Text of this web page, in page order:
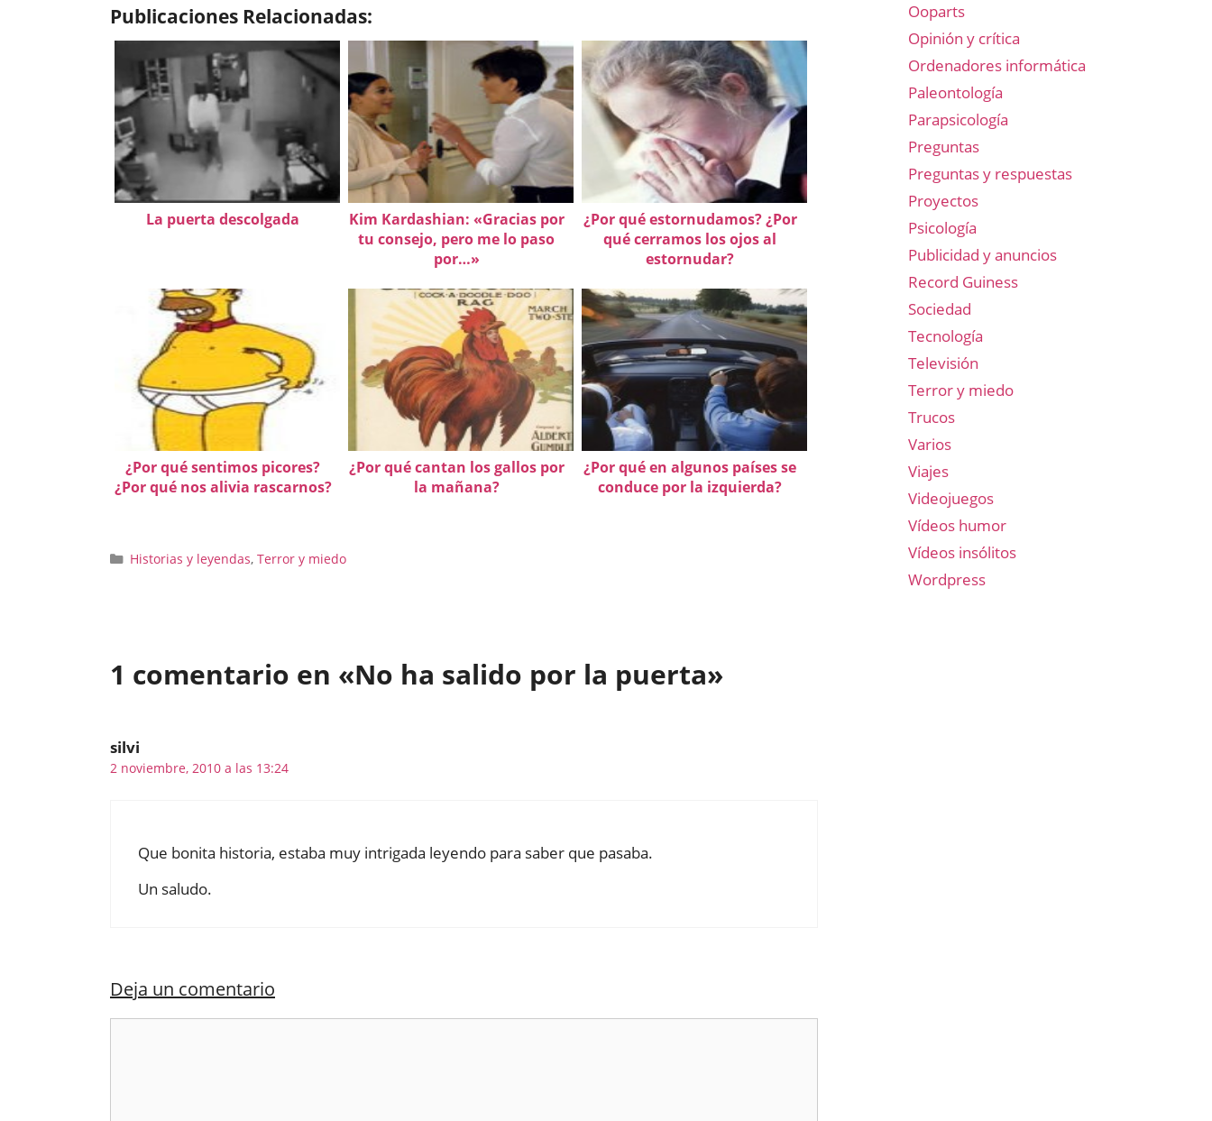
Publicaciones Relacionadas:
La puerta descolgada
Kim Kardashian: «Gracias por
tu consejo, pero me lo paso
por…»
¿Por qué estornudamos? ¿Por
qué cerramos los ojos al
estornudar?
¿Por qué sentimos picores?
¿Por qué nos alivia rascarnos?
¿Por qué cantan los gallos por
la mañana?
¿Por qué en algunos países se
conduce por la izquierda?
Categorías
Historias y leyendas, Terror y miedo
1 comentario en «No ha salido por la puerta»
silvi
2 noviembre, 2010 a las 13:24
Que bonita historia, estaba muy intrigada leyendo para saber que pasaba.
Un saludo.
Deja un comentario
Ooparts
Opinión y crítica
Ordenadores informática
Paleontología
Parapsicología
Preguntas
Preguntas y respuestas
Proyectos
Psicología
Publicidad y anuncios
Record Guiness
Sociedad
Tecnología
Televisión
Terror y miedo
Trucos
Varios
Viajes
Videojuegos
Vídeos humor
Vídeos insólitos
Wordpress